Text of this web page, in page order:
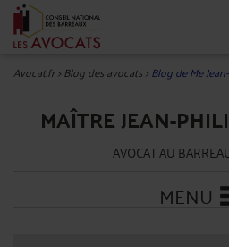
Avocat.fr>Blog des avocats>Blog de Me
MAÎTRE JEAN-
AVOCAT AU
MENU